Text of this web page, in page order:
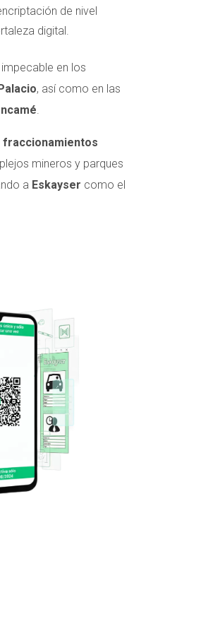
de nivel
digital.
en los
, así como en las
fraccionamientos
mineros y parques
a Eskayser como el